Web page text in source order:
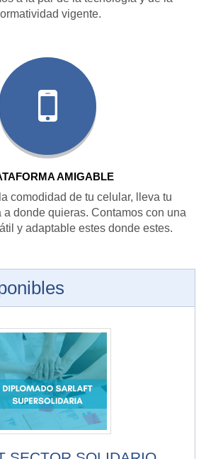
vigente.
AMIGABLE
comodidad de tu celular, lleva tu
donde quieras. Contamos con una
y adaptable estes donde estes.